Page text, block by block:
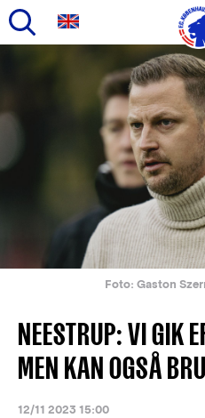
hovedindhold
navigation
Foto: Gaston
NEESTRUP: VI GIK
MEN KAN OGSÅ
12/11 2023 15:00